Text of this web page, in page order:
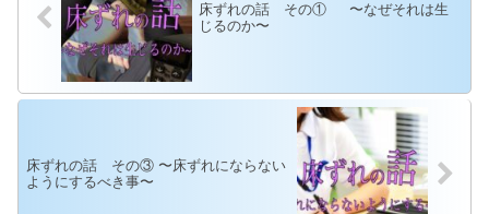
床ずれの話 その① 〜なぜそれは生
じるのか〜
床ずれの話 その③ 〜床ずれにならない
ようにするべき事〜